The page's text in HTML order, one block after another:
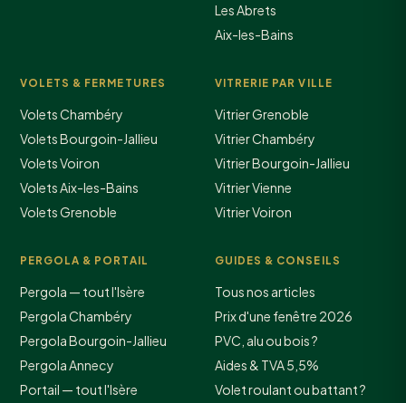
Les Abrets
Aix-les-Bains
VOLETS & FERMETURES
Volets Chambéry
Volets Bourgoin-Jallieu
Volets Voiron
Volets Aix-les-Bains
Volets Grenoble
VITRERIE PAR VILLE
Vitrier Grenoble
Vitrier Chambéry
Vitrier Bourgoin-Jallieu
Vitrier Vienne
Vitrier Voiron
PERGOLA & PORTAIL
Pergola — tout l'Isère
Pergola Chambéry
Pergola Bourgoin-Jallieu
Pergola Annecy
Portail — tout l'Isère
GUIDES & CONSEILS
Tous nos articles
Prix d'une fenêtre 2026
PVC, alu ou bois ?
Aides & TVA 5,5%
Volet roulant ou battant ?